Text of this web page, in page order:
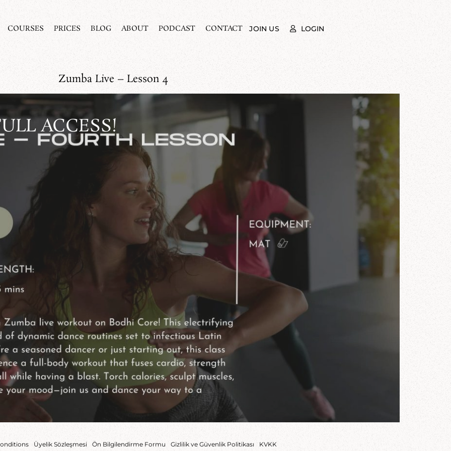
COURSES PRICES BLOG ABOUT PODCAST CONTACT JOIN US LOGIN
Zumba Live – Lesson 4
ACCESS!
Üyelik Sözleşmesi Ön Bilgilendirme Formu Gizlilik ve Güvenlik Politikası KVKK